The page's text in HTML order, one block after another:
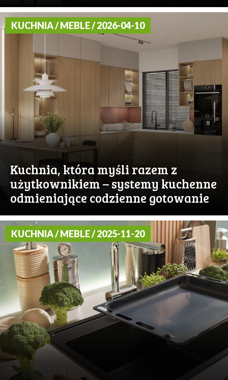
KUCHNIA / MEBLE / 2026-04-10
Kuchnia, która myśli razem z
użytkownikiem – systemy kuchenne
odmieniające codzienne gotowanie
KUCHNIA / MEBLE / 2025-11-20